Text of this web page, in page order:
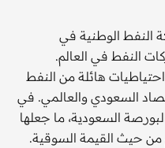
النفط الوطنية في
النفط في العالم.
احتياطيات هائلة من النفط
السعودي والعالمي. في
في البورصة السعودية، ما جعلها
من حيث القيمة السوقية.